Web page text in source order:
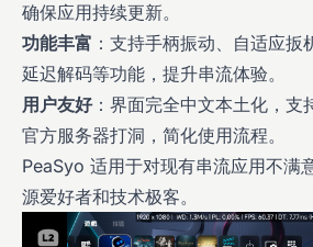
确保应用持续更新。
功能丰富 ：支持手柄振动、自适应
延迟解码等功能，提升串流体验。
用户友好：界面完全中文本土化，支
官方服务器打洞，简化使用流程。
PeaSyo 适用于对现有串流应用不满
源爱好者和技术极客。